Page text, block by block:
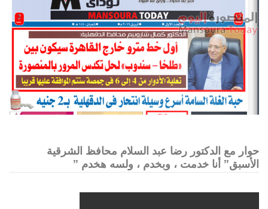
حوار مع الدكتور رضا عبد السلام محافظ الشرقية
الأسبق” أنا خدمت ، وبخدم ، ولسه هخدم ”